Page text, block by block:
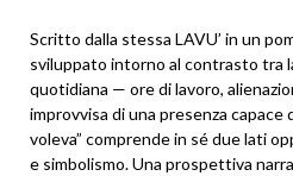
Scritto dalla stessa LAVU’ in un
sviluppato intorno al contrasto tra
quotidiana — ore di lavoro,
improvvisa di una presenza capace
voleva” comprende in sé due lati
e simbolismo. Una prospettiva